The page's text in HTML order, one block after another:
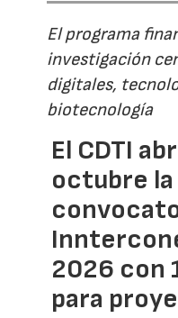
El programa
investigación
digitales,
biotecnología
El CDTI
octubre la
2026 con
para